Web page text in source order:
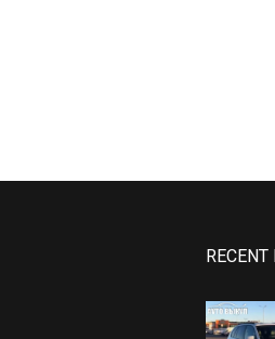
RECENT